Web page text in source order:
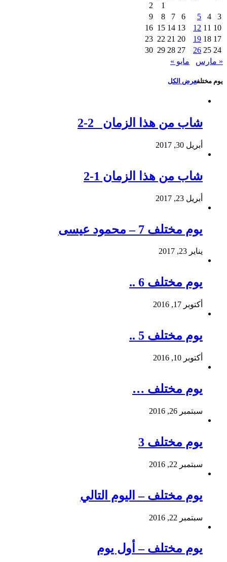
1
2
3
4
5
6
7
8
9
10
11
12
13
14
15
16
17
18
19
20
21
22
23
24
25
26
27
28
29
30
« مارس
مايو »
يوم مختلفعرض الكل
شاب من هذا الزمان 2-2
أبريل 30, 2017
شاب من هذا الزمان 1-2
أبريل 23, 2017
يوم مختلف 7 – محمود عيسى
يناير 23, 2017
يوم مختلف 6 ..
أكتوبر 17, 2016
يوم مختلف 5 ..
أكتوبر 10, 2016
يوم مختلف …
سبتمبر 26, 2016
يوم مختلف 3
سبتمبر 22, 2016
يوم مختلف – اليوم التالي
سبتمبر 22, 2016
يوم مختلف – أول يوم